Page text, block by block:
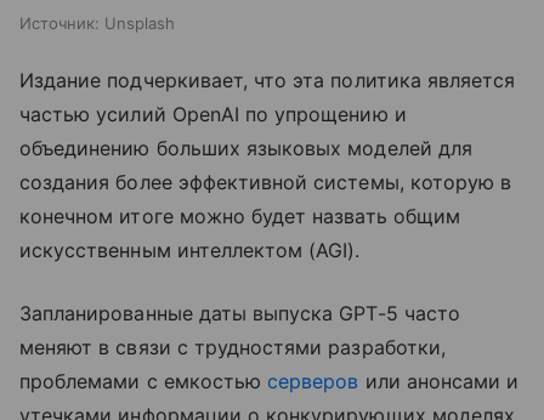
Источник: Unsplash
Издание подчеркивает, что эта политика является
частью усилий OpenAI по упрощению и
объединению больших языковых моделей для
создания более эффективной системы, которую в
конечном итоге можно будет назвать общим
искусственным интеллектом (AGI).
Запланированные даты выпуска GPT-5 часто
меняют в связи с трудностями разработки,
проблемами с емкостью серверов или анонсами и